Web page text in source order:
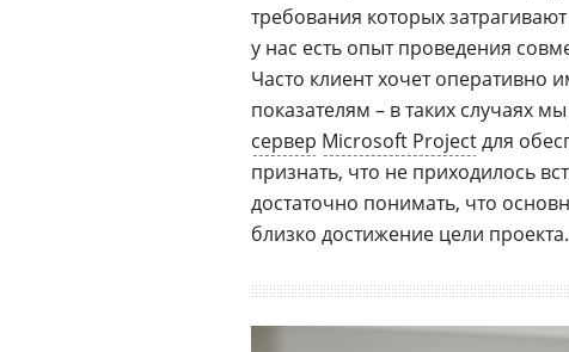
требования которых
у нас есть опыт проведения
Часто клиент хочет оперативно
показателям – в таких случаях
сервер Microsoft Projectдля
признать, что не приходилось
достаточно понимать, что
близко достижение цели проекта.